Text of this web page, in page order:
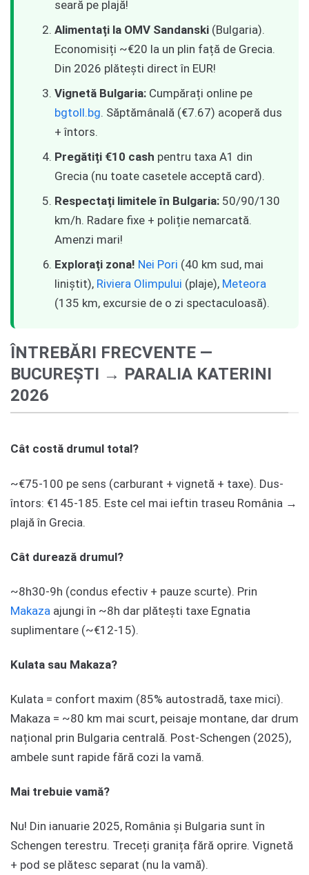
seară pe plajă!
Alimentați la OMV Sandanski (Bulgaria).
Economisiți ~€20 la un plin față de Grecia.
Din 2026 plătești direct în EUR!
Vignetă Bulgaria: Cumpărați online pe
bgtoll.bg. Săptămânală (€7.67) acoperă dus
+ întors.
Pregătiți €10 cash pentru taxa A1 din
Grecia (nu toate casetele acceptă card).
Respectați limitele în Bulgaria: 50/90/130
km/h. Radare fixe + poliție nemarcată.
Amenzi mari!
Explorați zona! Nei Pori (40 km sud, mai
liniștit), Riviera Olimpului (plaje), Meteora
(135 km, excursie de o zi spectaculoasă).
ÎNTREBĂRI FRECVENTE —
BUCUREȘTI → PARALIA KATERINI
2026
Cât costă drumul total?
~€75-100 pe sens (carburant + vignetă + taxe). Dus-
întors: €145-185. Este cel mai ieftin traseu România →
plajă în Grecia.
Cât durează drumul?
~8h30-9h (condus efectiv + pauze scurte). Prin
Makaza ajungi în ~8h dar plătești taxe Egnatia
suplimentare (~€12-15).
Kulata sau Makaza?
Kulata = confort maxim (85% autostradă, taxe mici).
Makaza = ~80 km mai scurt, peisaje montane, dar drum
național prin Bulgaria centrală. Post-Schengen (2025),
ambele sunt rapide fără cozi la vamă.
Mai trebuie vamă?
Nu! Din ianuarie 2025, România și Bulgaria sunt în
Schengen terestru. Treceți granița fără oprire. Vignetă
+ pod se plătesc separat (nu la vamă).